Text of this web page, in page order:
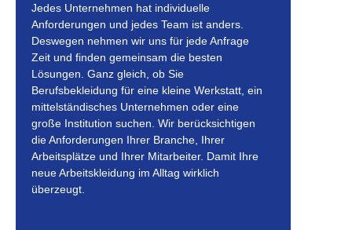
Jedes Unternehmen hat individuelle
Anforderungen und jedes Team ist anders.
Deswegen nehmen wir uns für jede Anfrage
Zeit und finden gemeinsam die besten
Lösungen. Ganz gleich, ob Sie
Berufsbekleidung für eine kleine Werkstatt, ein
mittelständisches Unternehmen oder eine
große Institution suchen. Wir berücksichtigen
die Anforderungen Ihrer Branche, Ihrer
Arbeitsplätze und Ihrer Mitarbeiter. Damit Ihre
neue Arbeitskleidung im Alltag wirklich
überzeugt.